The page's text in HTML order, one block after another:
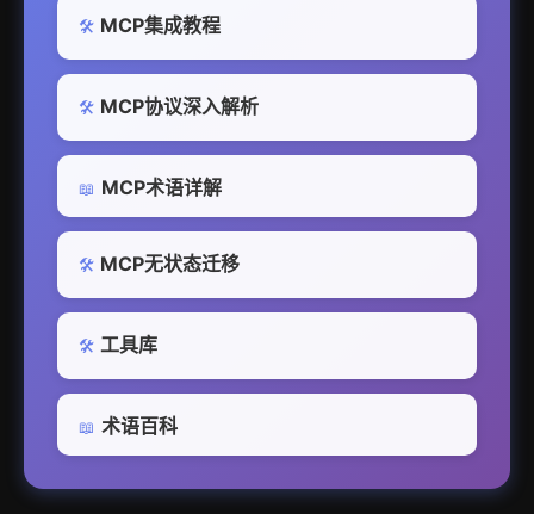
🛠️ MCP集成教程
🛠️ MCP协议深入解析
📖 MCP术语详解
🛠️ MCP无状态迁移
🛠️ 工具库
📖 术语百科